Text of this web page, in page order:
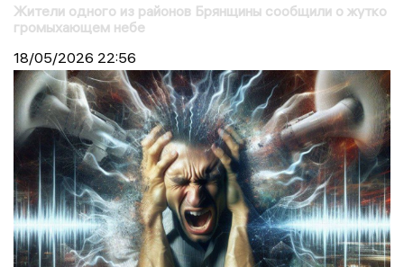
Жители одного из районов Брянщины сообщили о жутко
громыхающем небе
18/05/2026 22:56